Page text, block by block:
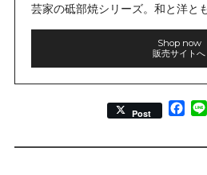
芸家の砥部焼シリーズ。和と洋と
Shop now
販売サイトへ
Post